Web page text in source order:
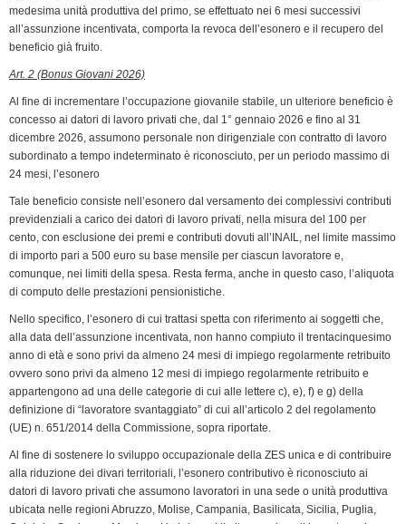
medesima unità produttiva del primo, se effettuato nei 6 mesi successivi
all’assunzione incentivata, comporta la revoca dell’esonero e il recupero del
beneficio già fruito.
Art. 2 (Bonus Giovani 2026)
Al fine di incrementare l’occupazione giovanile stabile, un ulteriore beneficio è
concesso ai datori di lavoro privati che, dal 1° gennaio 2026 e fino al 31
dicembre 2026, assumono personale non dirigenziale con contratto di lavoro
subordinato a tempo indeterminato è riconosciuto, per un periodo massimo di
24 mesi, l’esonero
Tale beneficio consiste nell’esonero dal versamento dei complessivi contributi
previdenziali a carico dei datori di lavoro privati, nella misura del 100 per
cento, con esclusione dei premi e contributi dovuti all’INAIL, nel limite massimo
di importo pari a 500 euro su base mensile per ciascun lavoratore e,
comunque, nei limiti della spesa. Resta ferma, anche in questo caso, l’aliquota
di computo delle prestazioni pensionistiche.
Nello specifico, l’esonero di cui trattasi spetta con riferimento ai soggetti che,
alla data dell’assunzione incentivata, non hanno compiuto il trentacinquesimo
anno di età e sono privi da almeno 24 mesi di impiego regolarmente retribuito
ovvero sono privi da almeno 12 mesi di impiego regolarmente retribuito e
appartengono ad una delle categorie di cui alle lettere c), e), f) e g) della
definizione di “lavoratore svantaggiato” di cui all’articolo 2 del regolamento
(UE) n. 651/2014 della Commissione, sopra riportate.
Al fine di sostenere lo sviluppo occupazionale della ZES unica e di contribuire
alla riduzione dei divari territoriali, l’esonero contributivo è riconosciuto ai
datori di lavoro privati che assumono lavoratori in una sede o unità produttiva
ubicata nelle regioni Abruzzo, Molise, Campania, Basilicata, Sicilia, Puglia,